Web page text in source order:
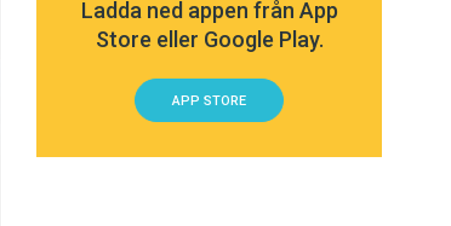
Ladda ned appen från App
Store eller Google Play.
APP STORE